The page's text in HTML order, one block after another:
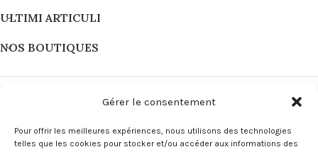
Gérer le consentement
Pour offrir les meilleures expériences, nous utilisons des technologies
telles que les cookies pour stocker et/ou accéder aux informations des
ULTIMI ARTICULI
NOS BOUTIQUES